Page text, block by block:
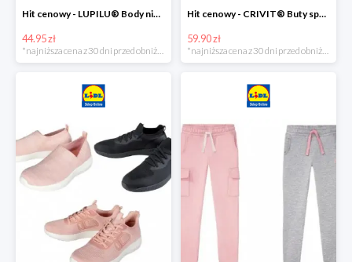
Hit cenowy - LUPILU® Body niemowlęce z biobawełny, z krótkim rękawem, 5 sztuk
44.95 zł
*najniższa cena z 30 dni przed obniżką
Hit cenowy - CRIVIT® Buty sportowe chłopięce WellWalk, 1 para
59.90 zł
*najniższa cena z 30 dni przed obniżką